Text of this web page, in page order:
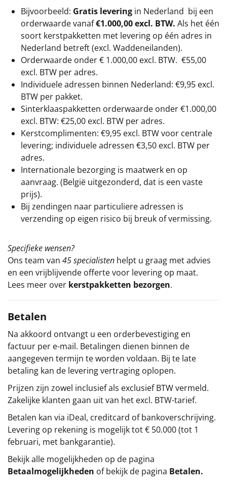
Bijvoorbeeld: Gratis levering in Nederland bij een
orderwaarde vanaf€1.000,00 excl. BTW. Als het één
soort kerstpakketten met levering op één adres in
Nederland betreft (excl. Waddeneilanden).
Orderwaarde onder € 1.000,00 excl. BTW. €55,00
excl. BTW per adres.
Individuele adressen binnen Nederland: €9,95 excl.
BTW per pakket.
Sinterklaaspakketten orderwaarde onder €1.000,00
excl. BTW: €25,00 excl. BTW per adres.
Kerstcomplimenten: €9,95 excl. BTW voor centrale
levering; individuele adressen €3,50 excl. BTW per
adres.
Internationale bezorging is maatwerk en op
aanvraag. (België uitgezonderd, dat is een vaste
prijs).
Bij zendingen naar particuliere adressen is
verzending op eigen risico bij breuk of vermissing.
Specifieke wensen?
Ons team van 45 specialisten helpt u graag met advies
en een vrijblijvende offerte voor levering op maat.
Lees meer over kerstpakketten bezorgen.
Betalen
Na akkoord ontvangt u een orderbevestiging en
factuur per e-mail. Betalingen dienen binnen de
aangegeven termijn te worden voldaan. Bij te late
betaling kan de levering vertraging oplopen.
Prijzen zijn zowel inclusief als exclusief BTW vermeld.
Zakelijke klanten gaan uit van het excl. BTW-tarief.
Betalen kan via iDeal, creditcard of bankoverschrijving.
Levering op rekening is mogelijk tot € 50.000 (tot 1
februari, met bankgarantie).
Bekijk alle mogelijkheden op de pagina
Betaalmogelijkheden of bekijk de pagina Betalen.